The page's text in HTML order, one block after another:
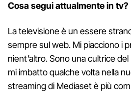
Cosa segui attualmente in tv?
La televisione è un essere
sempre sul web. Mi piacciono i
nient’altro. Sono una cultrice
mi imbatto qualche volta nella
streaming di Mediaset è più